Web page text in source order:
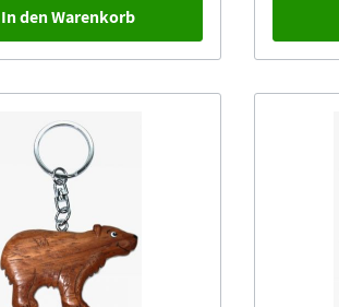
In den Warenkorb